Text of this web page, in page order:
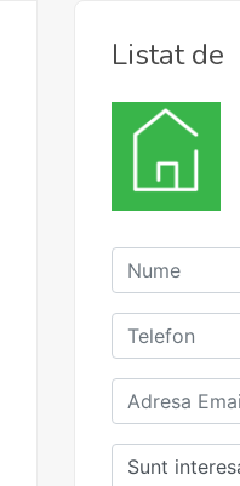
Listat de